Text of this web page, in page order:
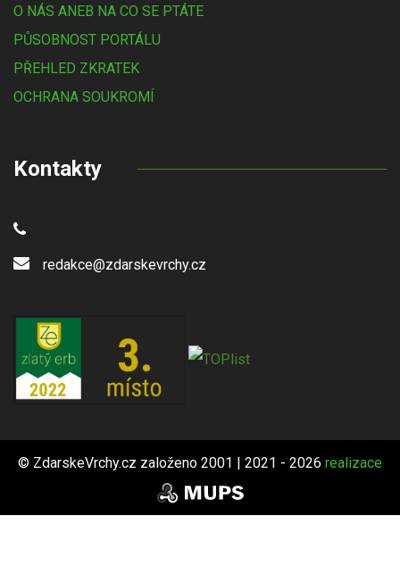
O NÁS ANEB NA CO SE PTÁTE
PŮSOBNOST PORTÁLU
PŘEHLED ZKRATEK
OCHRANA SOUKROMÍ
Kontakty
redakce@zdarskevrchy.cz
© ZdarskeVrchy.cz založeno 2001 | 2021 - 2026 realizace